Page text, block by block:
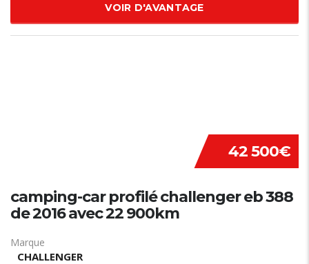
VOIR D'AVANTAGE
42 500€
camping-car profilé challenger eb 388
de 2016 avec 22 900km
Marque
CHALLENGER